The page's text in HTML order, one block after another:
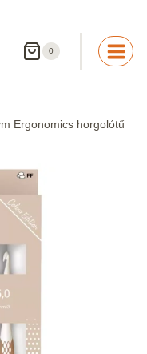
0
Ergonomics horgolótű